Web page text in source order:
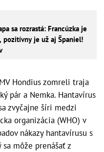
sa rozrastá: Francúzka je
pozitívny je už aj Španiel!
Hondius zomreli traja
pár a Nemka. Hantavírus
zvyčajne šíri medzi
organizácia (WHO) v
nákazy hantavírusu s
môže prenášať z